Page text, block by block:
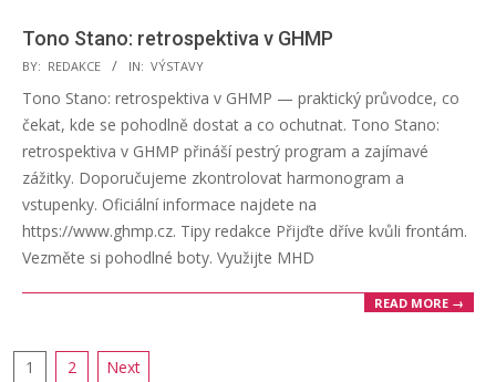
Tono Stano: retrospektiva v GHMP
2025-
06-
11
BY: REDAKCE IN: VÝSTAVY
Tono Stano: retrospektiva v GHMP — praktický průvodce, co
čekat, kde se pohodlně dostat a co ochutnat. Tono Stano:
retrospektiva v GHMP přináší pestrý program a zajímavé
zážitky. Doporučujeme zkontrolovat harmonogram a
vstupenky. Oficiální informace najdete na
https://www.ghmp.cz. Tipy redakce Přijďte dříve kvůli frontám.
Vezměte si pohodlné boty. Využijte MHD
READ MORE →
Posts
1 2 Next